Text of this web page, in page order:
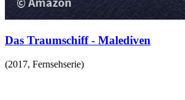
Das Traumschiff - Malediven
(2017, Fernsehserie)